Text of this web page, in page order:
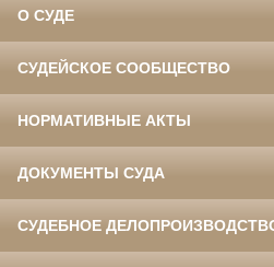
О СУДЕ
СУДЕЙСКОЕ СООБЩЕСТВО
НОРМАТИВНЫЕ АКТЫ
ДОКУМЕНТЫ СУДА
СУДЕБНОЕ